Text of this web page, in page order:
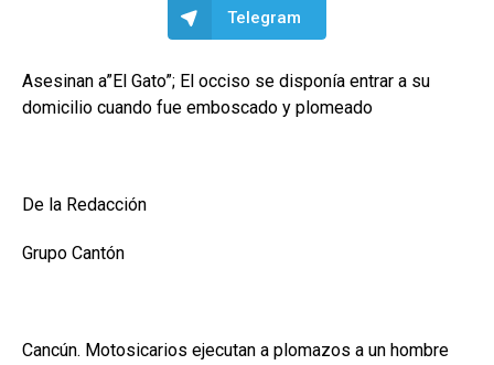
Telegram
Asesinan a”El Gato”; El occiso se disponía entrar a su
domicilio cuando fue emboscado y plomeado
De la Redacción
Grupo Cantón
Cancún. Motosicarios ejecutan a plomazos a un hombre